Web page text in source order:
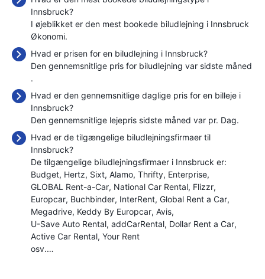
Innsbruck?
I øjeblikket er den mest bookede biludlejning i Innsbruck
Økonomi.
Hvad er prisen for en biludlejning i Innsbruck?
Den gennemsnitlige pris for biludlejning var sidste måned
.
Hvad er den gennemsnitlige daglige pris for en billeje i
Innsbruck?
Den gennemsnitlige lejepris sidste måned var pr. Dag.
Hvad er de tilgængelige biludlejningsfirmaer til
Innsbruck?
De tilgængelige biludlejningsfirmaer i Innsbruck er:
Budget Hertz Sixt Alamo Thrifty Enterprise
GLOBAL Rent-a-Car National Car Rental Flizzr
Europcar Buchbinder InterRent Global Rent a Car
Megadrive Keddy By Europcar Avis
U-Save Auto Rental addCarRental Dollar Rent a Car
Active Car Rental Your Rent
osv.…